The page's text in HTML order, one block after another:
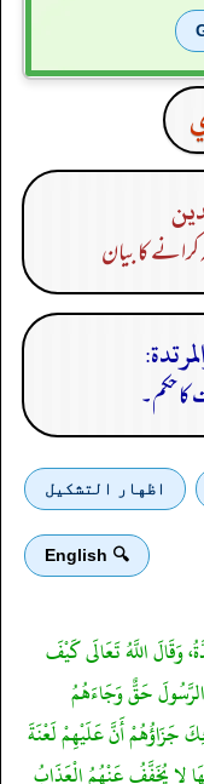
کا بیان
حکم۔
اظهار التشكيل
🔍 English
وَقَالَ اللَّهُ تَعَالَى كَيْفَ
حَقٌّ وَجَاءَهُمُ
لا يَهْدِي الْقَوْمَ الظَّالِمِينَ {86} أُولَئِكَ جَزَاؤُهُمْ أَنَّ عَلَيْهِمْ لَعْنَةَ
{87} خَالِدِينَ فِيهَا لا يُخَفَّفُ عَنْهُمُ الْعَذَابُ